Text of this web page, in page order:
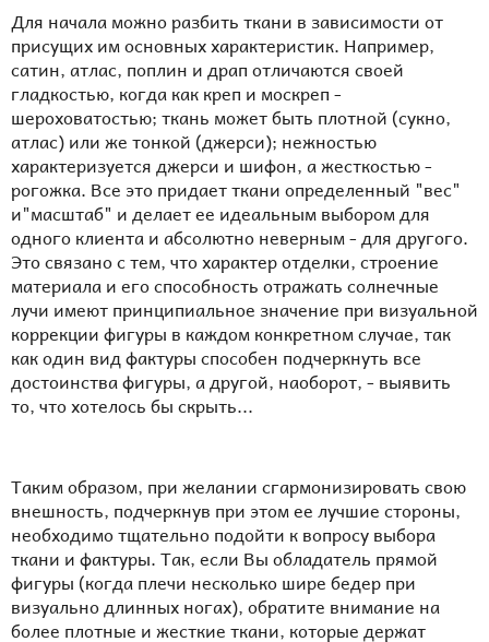
Для начала можно разбить ткани в зависимости от
присущих им основных характеристик. Например,
сатин, атлас, поплин и драп отличаются своей
гладкостью, когда как креп и москреп -
шероховатостью; ткань может быть плотной (сукно,
атлас) или же тонкой (джерси); нежностью
характеризуется джерси и шифон, а жесткостью -
рогожка. Все это придает ткани определенный "вес"
и"масштаб" и делает ее идеальным выбором для
одного клиента и абсолютно неверным - для другого.
Это связано с тем, что характер отделки, строение
материала и его способность отражать солнечные
лучи имеют принципиальное значение при визуальной
коррекции фигуры в каждом конкретном случае, так
как один вид фактуры способен подчеркнуть все
достоинства фигуры, а другой, наоборот, - выявить
то, что хотелось бы скрыть...
Таким образом, при желании сгармонизировать свою
внешность, подчеркнув при этом ее лучшие стороны,
необходимо тщательно подойти к вопросу выбора
ткани и фактуры. Так, если Вы обладатель прямой
фигуры (когда плечи несколько шире бедер при
визуально длинных ногах), обратите внимание на
более плотные и жесткие ткани, которые держат